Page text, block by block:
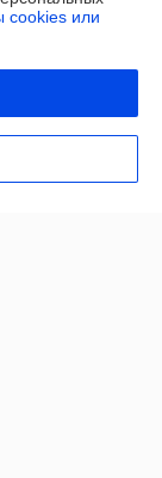
cookies или